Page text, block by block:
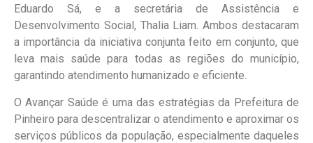
Eduardo Sá, e a secretária de Assistência e
Desenvolvimento Social, Thalia Liam. Ambos destacaram
a importância da iniciativa conjunta feito em conjunto, que
leva mais saúde para todas as regiões do município,
garantindo atendimento humanizado e eficiente.
O Avançar Saúde é uma das estratégias da Prefeitura de
Pinheiro para descentralizar o atendimento e aproximar os
serviços públicos da população, especialmente daqueles